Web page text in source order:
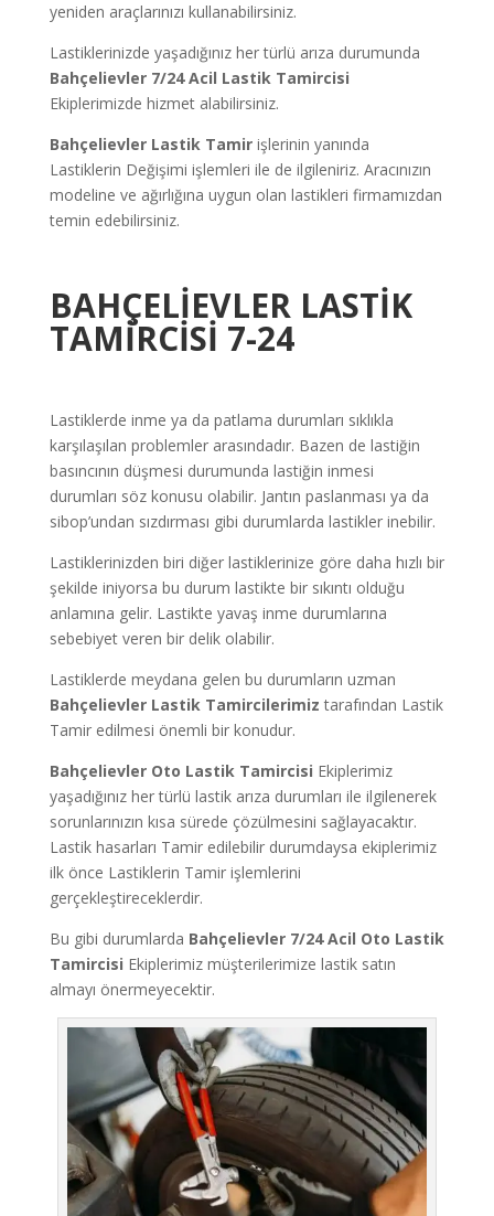
yeniden araçlarınızı kullanabilirsiniz.
Lastiklerinizde yaşadığınız her türlü arıza durumunda
Bahçelievler 7/24 Acil Lastik Tamircisi
Ekiplerimizde hizmet alabilirsiniz.
Bahçelievler Lastik Tamir işlerinin yanında
Lastiklerin Değişimi işlemleri ile de ilgileniriz. Aracınızın
modeline ve ağırlığına uygun olan lastikleri firmamızdan
temin edebilirsiniz.
BAHÇELİEVLER LASTİK
TAMİRCİSİ 7-24
Lastiklerde inme ya da patlama durumları sıklıkla
karşılaşılan problemler arasındadır. Bazen de lastiğin
basıncının düşmesi durumunda lastiğin inmesi
durumları söz konusu olabilir. Jantın paslanması ya da
sibop’undan sızdırması gibi durumlarda lastikler inebilir.
Lastiklerinizden biri diğer lastiklerinize göre daha hızlı bir
şekilde iniyorsa bu durum lastikte bir sıkıntı olduğu
anlamına gelir. Lastikte yavaş inme durumlarına
sebebiyet veren bir delik olabilir.
Lastiklerde meydana gelen bu durumların uzman
Bahçelievler Lastik Tamircilerimiztarafından Lastik
Tamir edilmesi önemli bir konudur.
Bahçelievler Oto Lastik Tamircisi Ekiplerimiz
yaşadığınız her türlü lastik arıza durumları ile ilgilenerek
sorunlarınızın kısa sürede çözülmesini sağlayacaktır.
Lastik hasarları Tamir edilebilir durumdaysa ekiplerimiz
ilk önce Lastiklerin Tamir işlemlerini
gerçekleştireceklerdir.
Bu gibi durumlarda Bahçelievler 7/24 Acil Oto Lastik
Tamircisi Ekiplerimiz müşterilerimize lastik satın
almayı önermeyecektir.